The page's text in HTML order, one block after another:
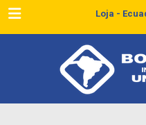
Menu Loja -